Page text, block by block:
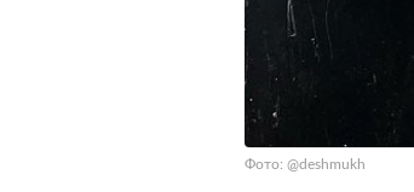
Фото: @deshmukh